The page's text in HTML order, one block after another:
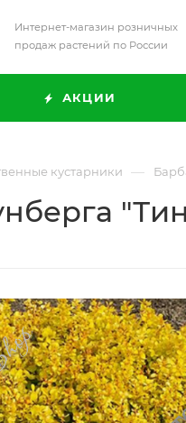
Интернет-магазин розничных
продаж растений по России
АКЦИИ
кустарники —